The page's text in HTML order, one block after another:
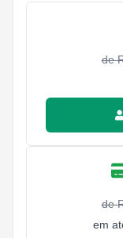
de
de
em